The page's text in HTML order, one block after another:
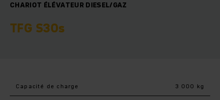
CHARIOT ÉLÉVATEUR DIESEL/GAZ
TFG S30s
Capacité de charge 3 000 kg